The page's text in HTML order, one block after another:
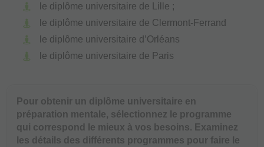
le diplôme universitaire de Lille ;
le diplôme universitaire de Clermont-Ferrand
le diplôme universitaire d’Orléans
le diplôme universitaire de Paris
Pour obtenir un diplôme universitaire en
préparation mentale, sélectionnez le programme
qui correspond le mieux à vos besoins. Examinez
les détails des différents programmes pour faire le